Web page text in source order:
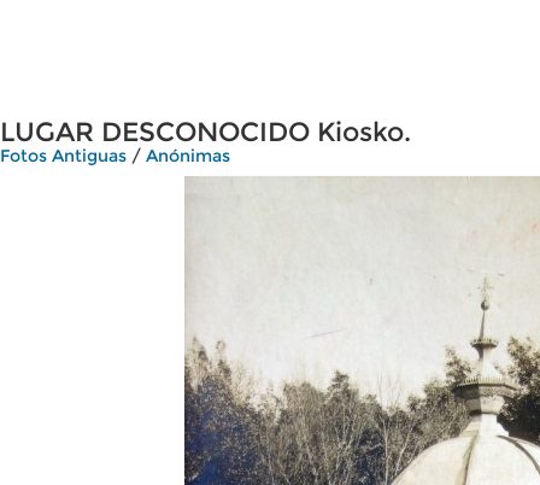
LUGAR DESCONOCIDO Kiosko.
Fotos Antiguas / Anónimas